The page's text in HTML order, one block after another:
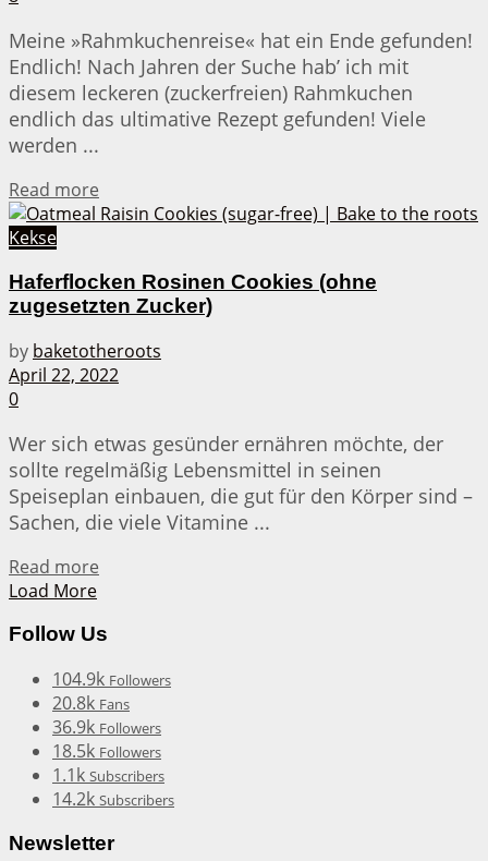
Meine »Rahmkuchenreise« hat ein Ende gefunden!
Endlich! Nach Jahren der Suche hab’ ich mit
diesem leckeren (zuckerfreien) Rahmkuchen
endlich das ultimative Rezept gefunden! Viele
werden ...
Read more
Kekse
Haferflocken Rosinen Cookies (ohne
zugesetzten Zucker)
by baketotheroots
April 22, 2022
0
Wer sich etwas gesünder ernähren möchte, der
sollte regelmäßig Lebensmittel in seinen
Speiseplan einbauen, die gut für den Körper sind –
Sachen, die viele Vitamine ...
Read more
Load More
Follow Us
104.9k Followers
20.8k Fans
36.9k Followers
18.5k Followers
1.1k Subscribers
14.2k Subscribers
Newsletter